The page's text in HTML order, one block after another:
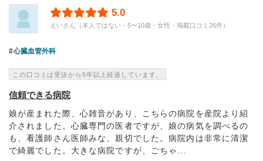
5.0
えいさん（本人ではない・5〜10歳・女性・掲載口コミ26件）
心臓血管外科
この口コミは受診から5年以上経過しています。
信頼できる病院
娘が産まれた際、心雑音があり、こちらの病院を産院より紹
介されました。心臓専門の医者ですが、娘の病気を調べるの
も、看護師さん医師みな、親切でした。病院内は非常に清潔
で綺麗でした。大きな病院ですが、ごちゃ...